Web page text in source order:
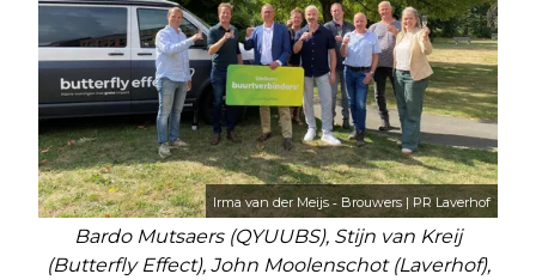
Irma van der Meijs ‑ Brouwers | PR Laverhof
Bardo Mutsaers (QYUUBS), Stijn van Kreij
(Butterfly Effect), John Moolenschot (Laverhof),